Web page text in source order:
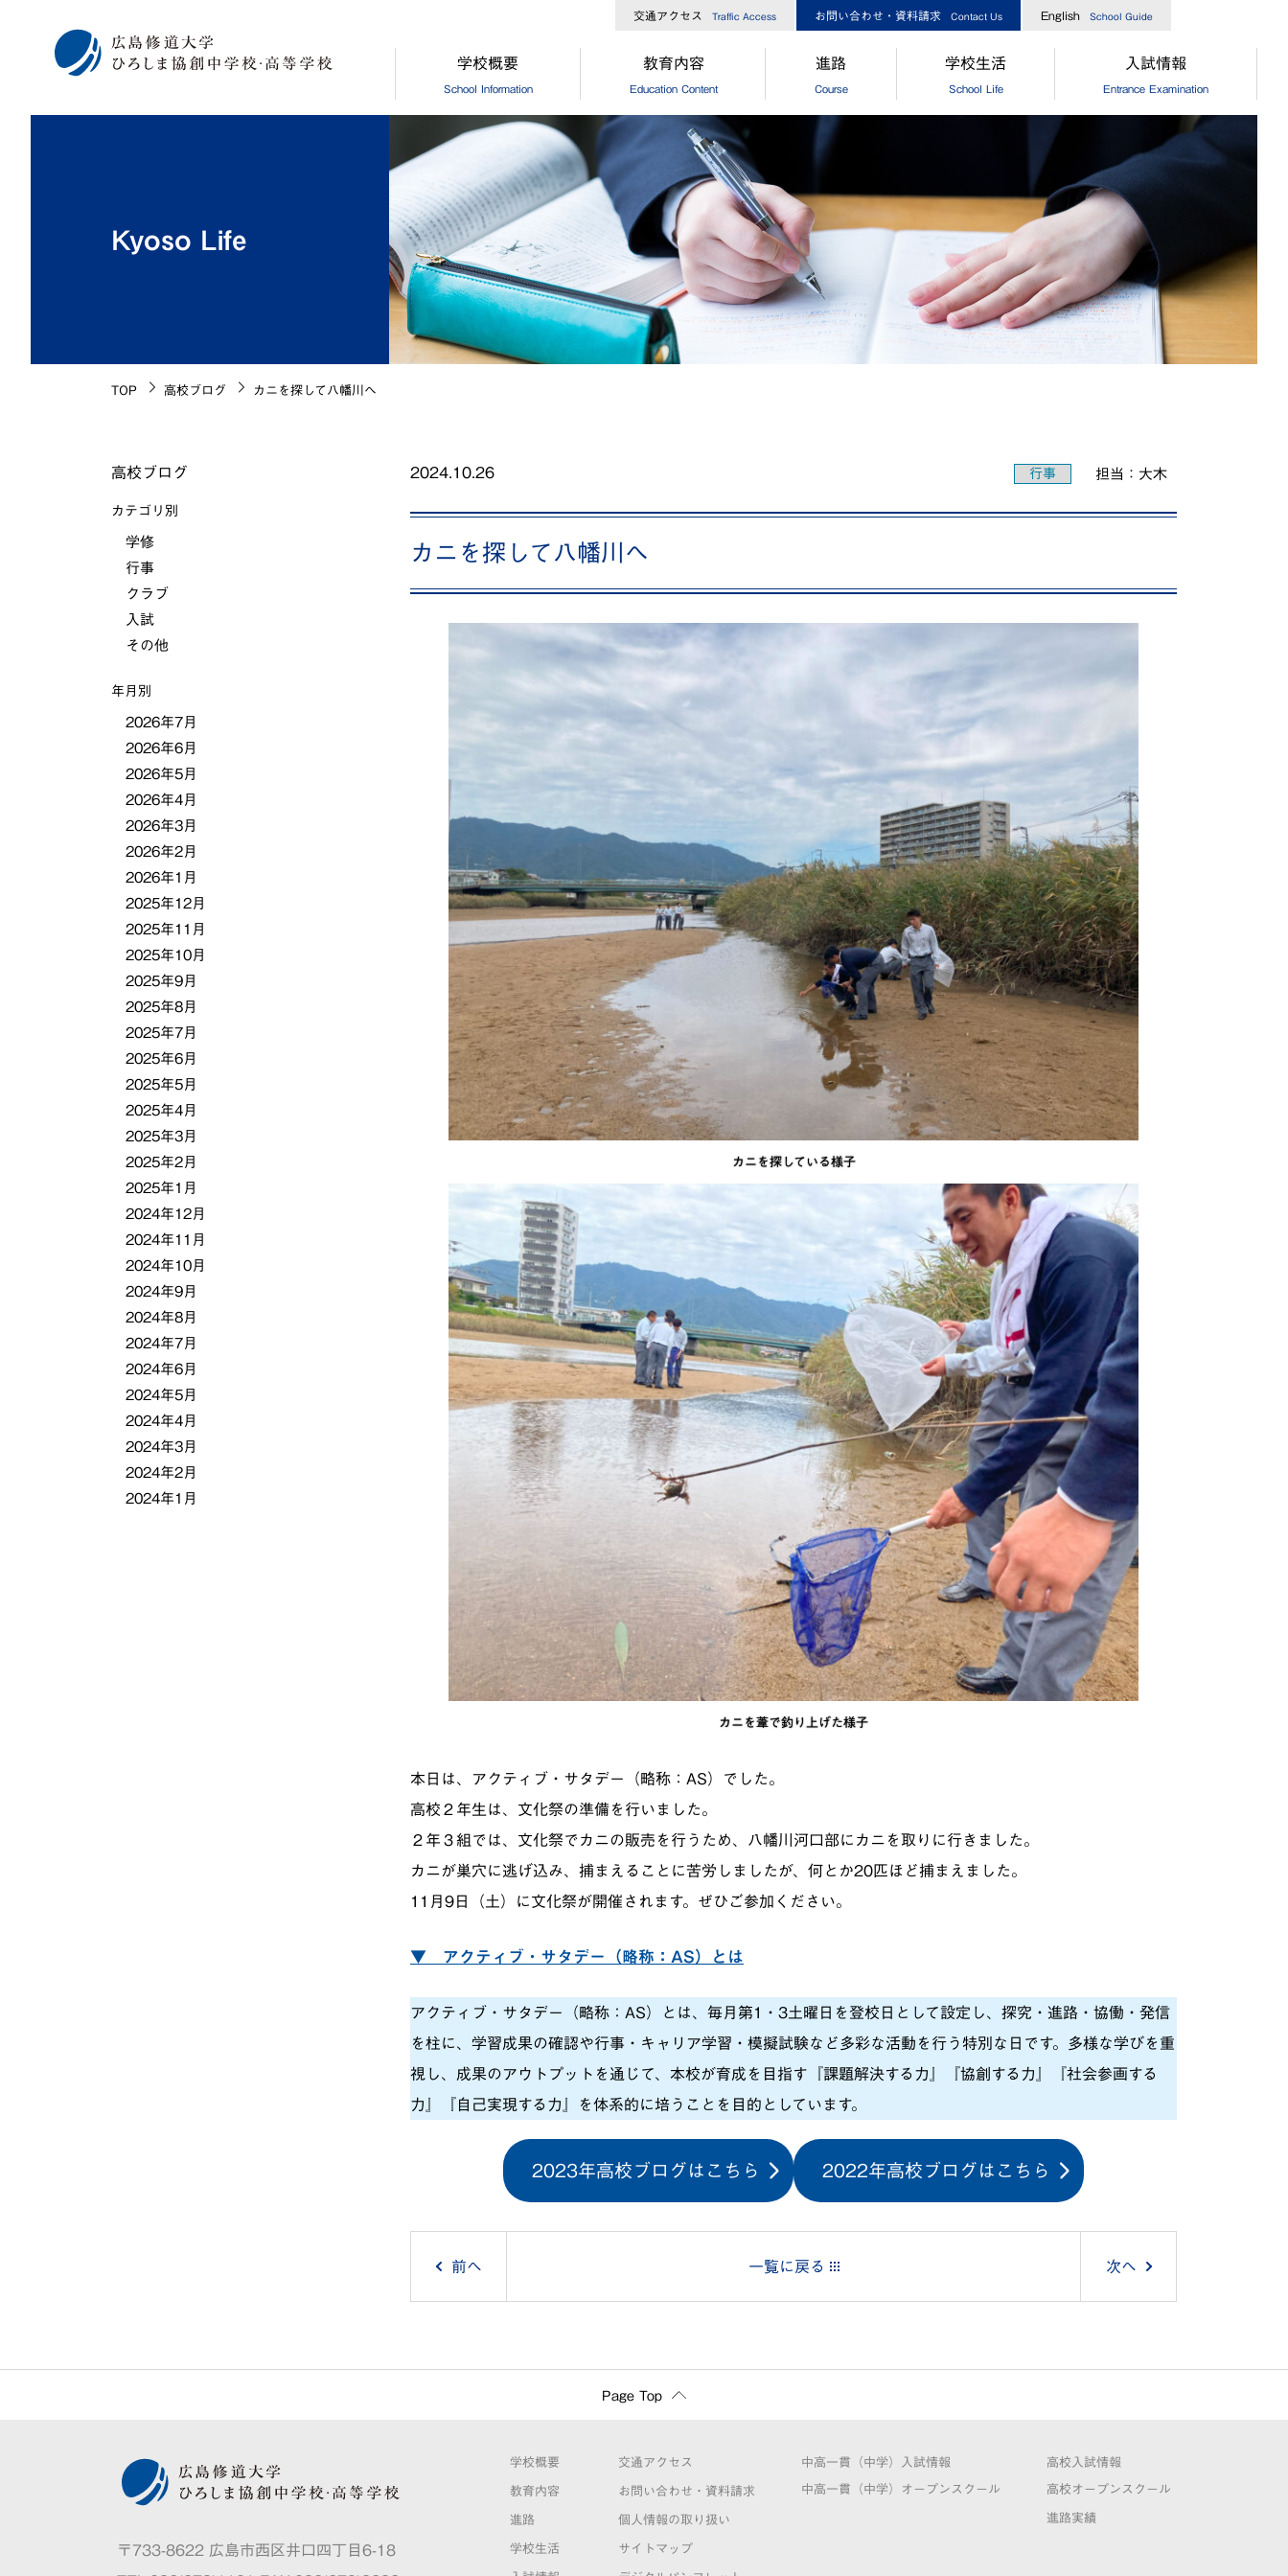
交通アクセス Traffic Access お問い合わせ・資料請求 Contact Us English School Guide
学校概要
School Information
校長からのメッセージ
学校経営方針
修大ひろしま協創が目指す教育
広島修道大学との連携
海外協定校・姉妹校
施設・設備
生徒数
教育内容
Education Content
中高一貫コースについて
[高校]コース制
[高校]特別進学コース
[高校]進学コース
探究
GCP
国際理解プログラム
進路
Course
[中学]進路指導
[高校]進路実績
[高校]進路指導
[高校]卒業生からのメッセージ
学校生活
School Life
クラブ活動
食堂
[中学]生徒自治会
PICK UP STUDENTS
入試情報
Entrance Examination
［中学］オープンスクール
［高校］オープンスクール
［中高］個別相談・説明会
［中高］学校案内
［中学］入試情報
［高校］入試情報
［中学］納付金・奨学金・授業
Kyoso Life
TOP 高校ブログ カニを探して八幡川へ
2024.10.26 行事 担当：大木
カニを探して八幡川へ
カニを探している様子
カニを葦で釣り上げた様子
本日は、アクティブ・サタデー（略称：AS）でした。
高校２年生は、文化祭の準備を行いました。
２年３組では、文化祭でカニの販売を行うため、八幡川河口部にカニを取りに行きました。
カニが巣穴に逃げ込み、捕まえることに苦労しましたが、何とか20匹ほど捕まえました。
11月9日（土）に文化祭が開催されます。ぜひご参加ください。
▼ アクティブ・サタデー（略称：AS）とは
アクティブ・サタデー（略称：AS）とは、毎月第1・3土曜日を登校日として設定し、探究・進路・協働・発信
を柱に、学習成果の確認や行事・キャリア学習・模擬試験など多彩な活動を行う特別な日です。多様な学びを重
視し、成果のアウトプットを通じて、本校が育成を目指す『課題解決する力』『協創する力』『社会参画する
力』『自己実現する力』を体系的に培うことを目的としています。
2023年高校ブログはこちら 2022年高校ブログはこちら
稿
前へ 一覧に戻る 次へ
高校ブログ
カテゴリ別
学修
行事
クラブ
入試
その他
年月別
2026年7月
2026年6月
2026年5月
2026年4月
2026年3月
2026年2月
2026年1月
2025年12月
2025年11月
2025年10月
2025年9月
2025年8月
2025年7月
2025年6月
2025年5月
2025年4月
2025年3月
2025年2月
2025年1月
2024年12月
2024年11月
2024年10月
2024年9月
2024年8月
2024年7月
2024年6月
2024年5月
2024年4月
2024年3月
2024年2月
2024年1月
Page Top
〒733-8622 広島市西区井口四丁目6-18
学校概要
教育内容
進路
学校生活
交通アクセス
お問い合わせ・資料請求
個人情報の取り扱い
サイトマップ
中高一貫（中学）入試情報
中高一貫（中学）オープンスクール
高校入試情報
高校オープンスクール
進路実績